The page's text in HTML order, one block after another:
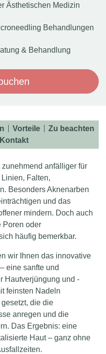
Ästhetischen Medizin
Behandlungen
& Behandlung
Vorteile
Zu beachten
Kontakt
anfälliger für
Falten,
Besonders Aknenarben
und das
mindern. Doch auch
Poren oder
häufig bemerkbar.
wir Ihnen das innovative
eine sanfte und
Hautverjüngung und -
feinsten Nadeln
die die
anregen und die
Das Ergebnis: eine
Haut – ganz ohne